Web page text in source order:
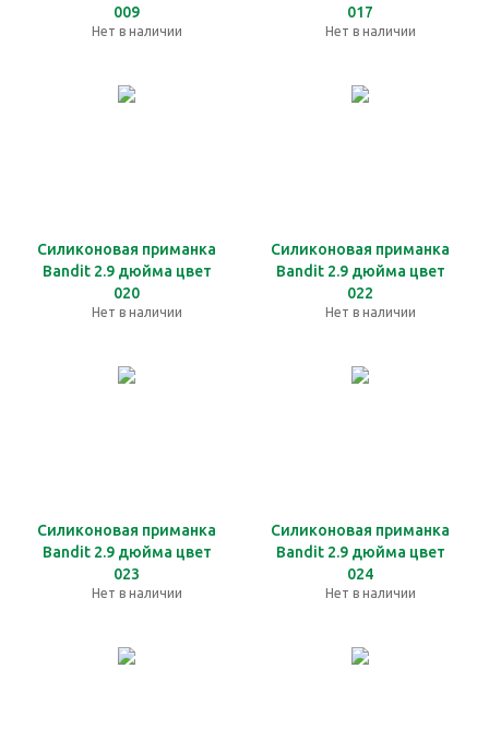
009
Нет в наличии
017
Нет в наличии
Силиконовая приманка
Bandit 2.9 дюйма цвет
020
Нет в наличии
Силиконовая приманка
Bandit 2.9 дюйма цвет
022
Нет в наличии
Силиконовая приманка
Bandit 2.9 дюйма цвет
023
Нет в наличии
Силиконовая приманка
Bandit 2.9 дюйма цвет
024
Нет в наличии